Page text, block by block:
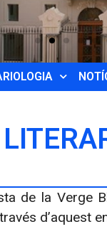
de la Verge
d’aquest